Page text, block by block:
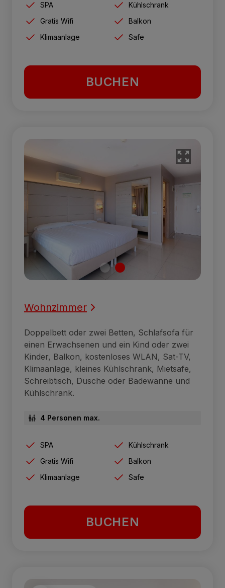
SPA
Kühlschrank
Gratis Wifi
Balkon
Klimaanlage
Safe
BUCHEN
Wohnzimmer
Doppelbett oder zwei Betten, Schlafsofa für
einen Erwachsenen und ein Kind oder zwei
Kinder, Balkon, kostenloses WLAN, Sat-TV,
Klimaanlage, kleines Kühlschrank, Mietsafe,
Schreibtisch, Dusche oder Badewanne und
Kühlschrank.
4 Personen max.
SPA
Kühlschrank
Gratis Wifi
Balkon
Klimaanlage
Safe
BUCHEN